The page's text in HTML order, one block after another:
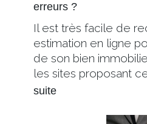
erreurs ?
Il est très facile de
estimation en ligne
de son bien
les sites proposant
suite